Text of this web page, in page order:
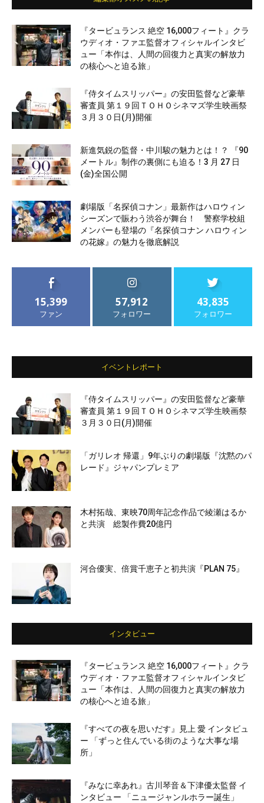
『タービュランス 絶空 16,000フィート』クラ
ウディオ・ファエ監督オフィシャルインタビ
ュー「本作は、人間の回復力と真実の解放力
の核心へと迫る旅」
『侍タイムスリッパー』の安田監督など豪華
審査員 第１９回ＴＯＨＯシネマズ学生映画祭
３月３０日(月)開催
新進気鋭の監督・中川駿の魅力とは！？ 『90
メートル』制作の裏側にも迫る！3 月 27 日
(金)全国公開
劇場版「名探偵コナン」最新作はハロウィン
シーズンで賑わう渋谷が舞台！ 警察学校組
メンバーも登場の『名探偵コナン ハロウィン
の花嫁』の魅力を徹底解説
15,399
ファン
57,912
フォロワー
43,835
フォロワー
イベントレポート
『侍タイムスリッパー』の安田監督など豪華
審査員 第１９回ＴＯＨＯシネマズ学生映画祭
３月３０日(月)開催
「ガリレオ 帰還」9年ぶりの劇場版『沈黙のパ
レード』ジャパンプレミア
木村拓哉、東映70周年記念作品で綾瀬はるか
と共演 総製作費20億円
河合優実、倍賞千恵子と初共演『PLAN 75』
インタビュー
『タービュランス 絶空 16,000フィート』クラ
ウディオ・ファエ監督オフィシャルインタビ
ュー「本作は、人間の回復力と真実の解放力
の核心へと迫る旅」
『すべての夜を思いだす』見上 愛 インタビュ
ー 「ずっと住んでいる街のような大事な場
所」
『みなに幸あれ』古川琴音＆下津優太監督 イ
ンタビュー 「ニュージャンルホラー誕生」